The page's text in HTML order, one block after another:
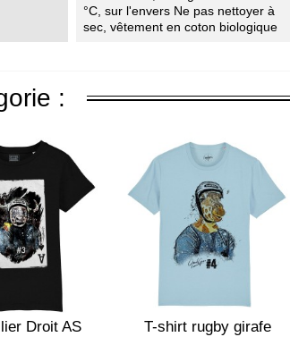
°C, sur l'envers Ne pas nettoyer à
sec, vêtement en coton biologique
:
Droit AS T-shirt rugby girafe